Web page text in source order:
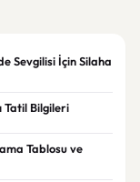
Sevgilisi İçin Silaha
Tatil Bilgileri
Tablosu ve